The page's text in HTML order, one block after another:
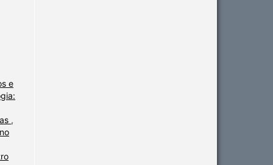
e
,